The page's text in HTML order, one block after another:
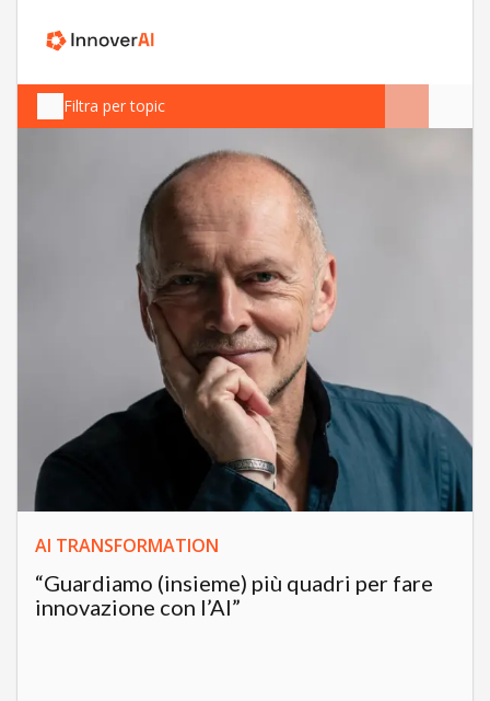
Filtra per topic
AI TRANSFORMATION
“Guardiamo (insieme) più quadri per fare
innovazione con l’AI”